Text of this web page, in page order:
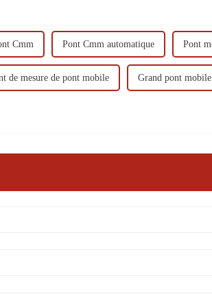
Cmm Pont Cmm automatique Pont
de mesure de pont mobile Grand pont